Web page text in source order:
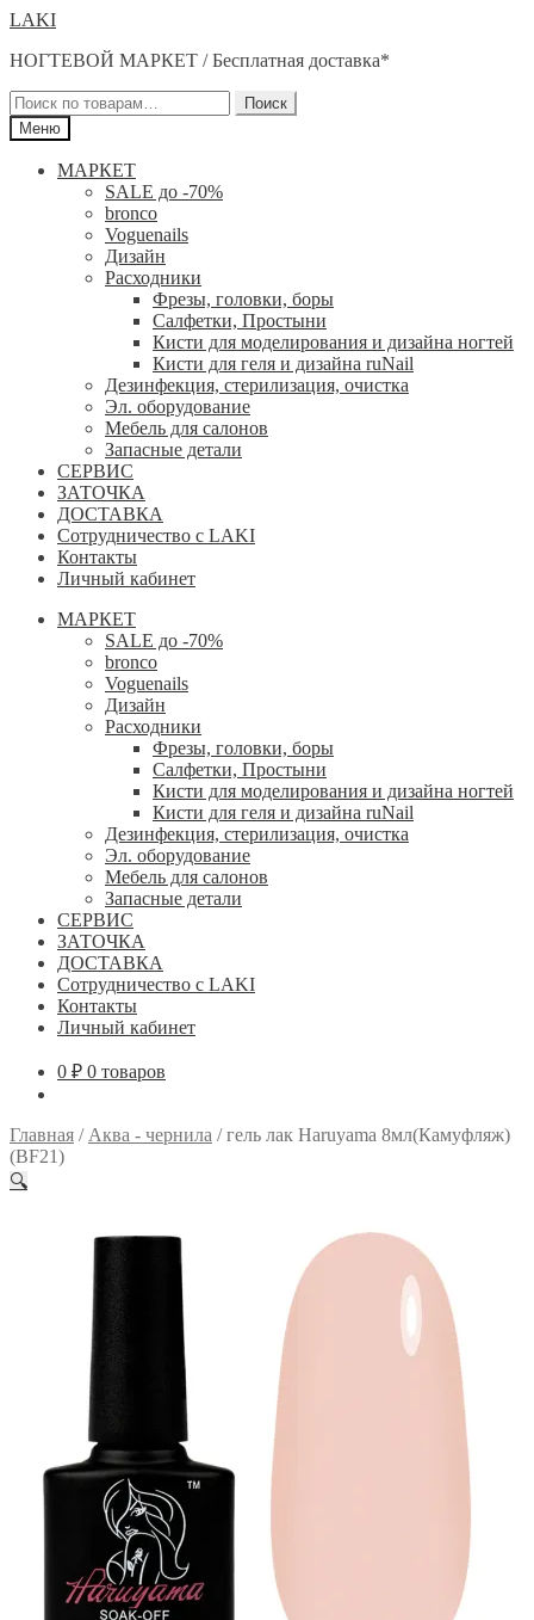
Перейти
навигации
Перейти
содержимому
LAKI
НОГТЕВОЙ МАРКЕТ / Бесплатная доставка*
Искать:
Поиск
Меню
МАРКЕТ
SALE до -70%
bronco
Voguenails
Дизайн
Расходники
Фрезы, головки, боры
Салфетки, Простыни
Кисти для моделирования и дизайна ногтей
Кисти для геля и дизайна ruNail
Дезинфекция, стерилизация, очистка
Эл. оборудование
Мебель для салонов
Запасные детали
СЕРВИС
ЗАТОЧКА
ДОСТАВКА
Сотрудничество с LAKI
Контакты
Личный кабинет
МАРКЕТ
SALE до -70%
bronco
Voguenails
Дизайн
Расходники
Фрезы, головки, боры
Салфетки, Простыни
Кисти для моделирования и дизайна ногтей
Кисти для геля и дизайна ruNail
Дезинфекция, стерилизация, очистка
Эл. оборудование
Мебель для салонов
Запасные детали
СЕРВИС
ЗАТОЧКА
ДОСТАВКА
Сотрудничество с LAKI
Контакты
Личный кабинет
0 ₽ 0 товаров
Главная / Аква - чернила /гель лак Haruyama 8мл(Камуфляж)
(BF21)
🔍